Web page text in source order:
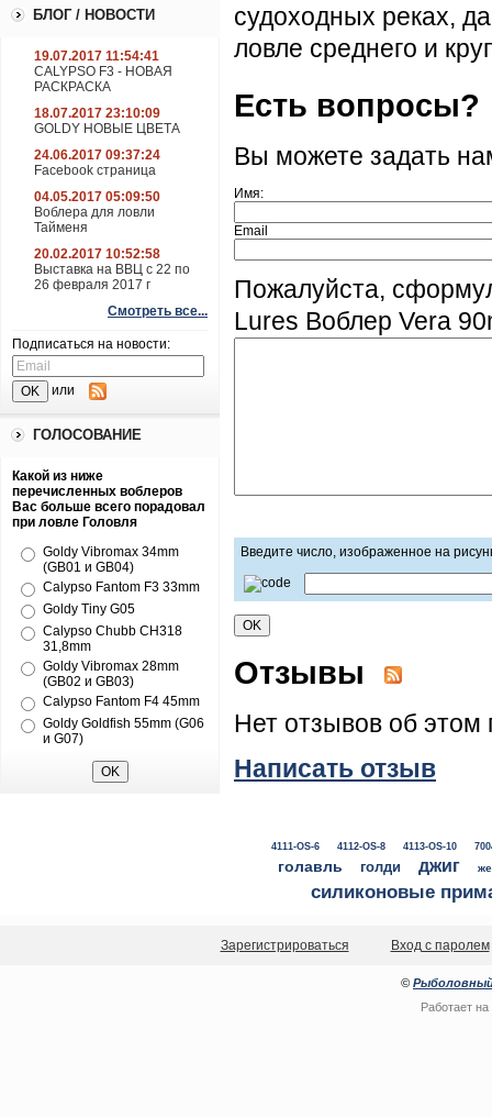
БЛОГ / НОВОСТИ
19.07.2017 11:54:41
CALYPSO F3 - НОВАЯ
РАСКРАСКА
18.07.2017 23:10:09
GOLDY НОВЫЕ ЦВЕТА
24.06.2017 09:37:24
Facebook страница
04.05.2017 05:09:50
Воблера для ловли
Тайменя
20.02.2017 10:52:58
Выставка на ВВЦ с 22 по
26 февраля 2017 г
Смотреть все...
Подписаться на новости:
или
ГОЛОСОВАНИЕ
Какой из ниже
перечисленных воблеров
Вас больше всего порадовал
при ловле Головля
Goldy Vibromax 34mm
(GB01 и GB04)
Calypso Fantom F3 33mm
Goldy Tiny G05
Calypso Chubb CH318
31,8mm
Goldy Vibromax 28mm
(GB02 и GB03)
Calypso Fantom F4 45mm
Goldy Goldfish 55mm (G06
и G07)
судоходных реках,
ловле среднего и
Есть вопросы?
Вы можете задать
Имя:
Email
Пожалуйста,
Lures Воблер Vera
Введите число, изображенное на
Отзывы
Нет отзывов об этом
Написать отзыв
4111-OS-6 4112-OS-8 4113-OS-10
голавль голди джиг
силиконовые
Зарегистрироваться Вход с паролем
© Рыболовный
Работает